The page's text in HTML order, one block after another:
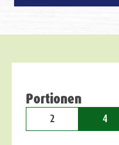
Portionen
2 4